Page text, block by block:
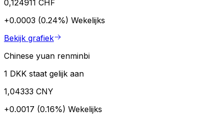
0,124911 CHF
+0.0003 (0.24%) Wekelijks
Bekijk grafiek
Chinese yuan renminbi
1 DKK staat gelijk aan
1,04333 CNY
+0.0017 (0.16%) Wekelijks